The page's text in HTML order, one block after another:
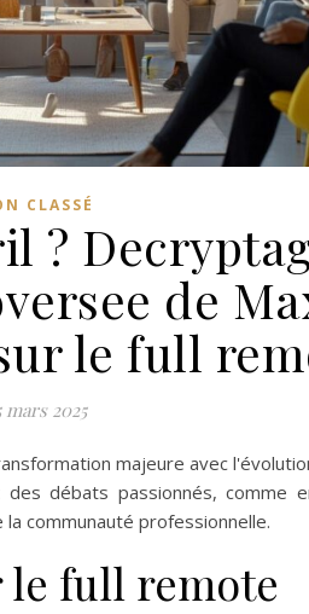
CLASSÉ
?
de
le full
mars 2025
majeure avec
débats passionnés, comme
communauté professionnelle.
le full remote